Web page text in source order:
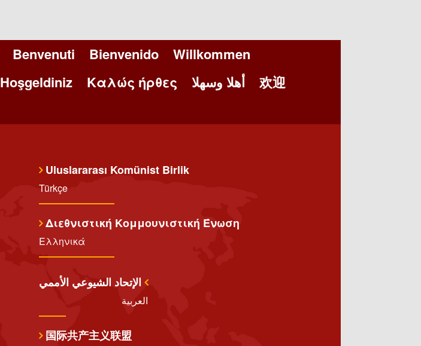
Benvenuti Bienvenido
Willkommen
Hoşgeldiniz Καλώς ήρθες أهلا وسهلا
欢迎
Uluslararası Komünist Birlik
Türkçe
Διεθνιστική Κομμουνιστική Ένωση
Ελληνικά
الإتحاد الشيوعي الأممي
العربية
国际共产主义联盟